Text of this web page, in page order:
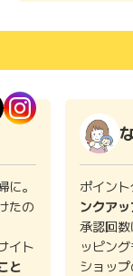
。
たの
イト
と
ポイン
ンクア
承認回
ッピン
ショッ